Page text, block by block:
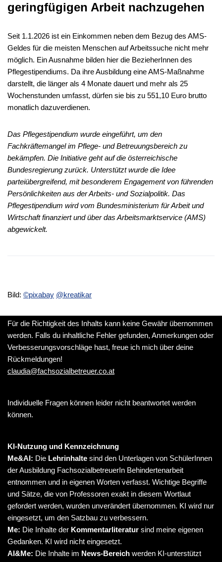
geringfügigen Arbeit nachzugehen
Seit 1.1.2026 ist ein Einkommen neben dem Bezug des AMS-
Geldes für die meisten Menschen auf Arbeitssuche nicht mehr
möglich. Ein Ausnahme bilden hier die BezieherInnen des
Pflegestipendiums. Da ihre Ausbildung eine AMS-Maßnahme
darstellt, die länger als 4 Monate dauert und mehr als 25
Wochenstunden umfasst, dürfen sie bis zu 551,10 Euro brutto
monatlich dazuverdienen.
Das Pflegestipendium wurde eingeführt, um den
Fachkräftemangel im Pflege- und Betreuungsbereich zu
bekämpfen. Die Initiative geht auf die österreichische
Bundesregierung zurück. Unterstützt wurde die Idee
parteiübergreifend, mit besonderem Engagement von führenden
Persönlichkeiten aus der Arbeits- und Sozialpolitik. Das
Pflegestipendium wird vom Bundesministerium für Arbeit und
Wirtschaft finanziert und über das Arbeitsmarktservice (AMS)
abgewickelt.
Bild: ©pixabay @kreatikar
Für die Richtigkeit des Inhalts kann keine Gewähr übernommen
werden. Falls du inhaltliche Fehler gefunden, Anmerkungen oder
Verbesserungsvorschläge hast, freue ich mich über deine
Rückmeldungen!
claudia@fachsozialbetreuer.co.at
Individuelle Fragen können leider nicht beantwortet werden
können.
KI-Nutzung und Kennzeichnung
Me&AI: Die Lehrinhalte sind den Unterlagen von SchülerInnen
der Ausbildung FachsozialbetreuerIn Behindertenarbeit
entnommen und in eigenen Worten verfasst. Wichtige Begriffe
und Sätze, die von Professoren exakt in diesem Wortlaut
gefordert werden, wurden unverändert übernommen. KI wird nur
eingesetzt, um den Satzbau zu verbessern.
Me: Die Inhalte der Kommentarliteratur sind meine eigenen
Gedanken. KI wird nicht eingesetzt.
AI&Me: Die Inhalte im News-Bereich werden KI-unterstützt